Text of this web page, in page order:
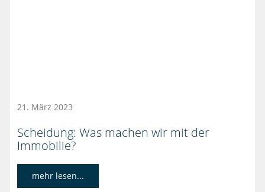
21. März 2023
Scheidung: Was machen wir mit der
Immobilie?
mehr lesen...